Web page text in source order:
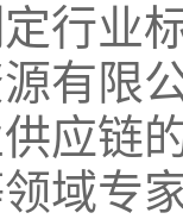
行业
有限
应链
域专